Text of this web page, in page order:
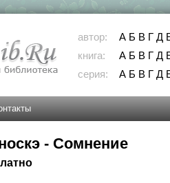
автор: А Б В Г Д
книга:
А Б В Г Д
серия:
А Б В Г Д
- Сомнение